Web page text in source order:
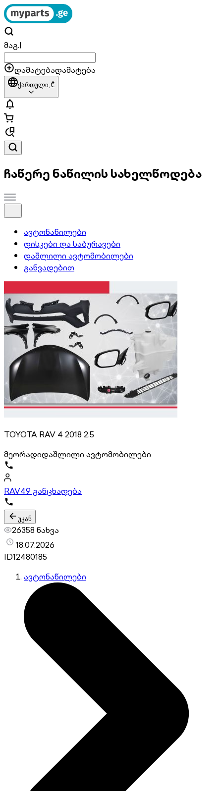
მაგ.|
დამატებადამატება
ქართული,₾
ჩაწერე ნაწილის სახელწოდება
ავტონაწილები
დისკები და საბურავები
დაშლილი ავტომობილები
განვადებით
TOYOTA RAV 4 2018 2.5
მეორადიდაშლილი ავტომობილები
RAV49 განცხადება
უკან
26358 ნახვა
18.07.2026
ID12480185
ავტონაწილები